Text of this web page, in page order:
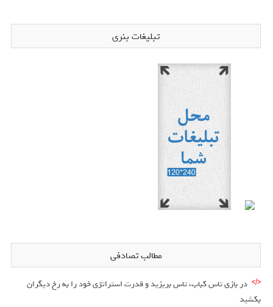
تبلیغات بنری
مطالب تصادفی
در بازی تاس کباب، تاس بریزید و قدرت استراتژی خود را به رخ دیگران
بکشید